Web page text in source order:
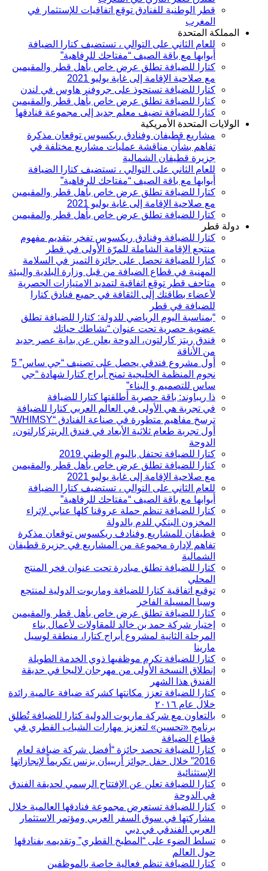
قطر الوطنية للفنادق توقع اتفاقيات للإستثمار في
المغرب
المملكة المتحدة
للعام الثاني على التوالي ، تستضيف كتارا الضيافة
أبوابها مع باقة الصيف “مفتاحك للرفاهية”
كتارا للضيافة تطلق عرض خاص بأهل قطر والمقيمين
مع صلاحية الإقامة إلى غاية يوليو 2021
كتارا للضيافة تستحوذ على جروفنر هاوس في لندن
كتارا للضيافة تطلق عرض خاص بأهل قطر والمقيمين
كتارا للضيافة تضيف معلم جديد إلى مجموعة فنادقها
الولايات المتحدة الأمريكية
مشاريع قطيفان وفنادق ريكسوس توقعان مذكرة
تفاهم بشأن مناقشة عمليات مشاريع مختلفة في
جزيرة قطيفان الشمالية
للعام الثاني على التوالي ، تستضيف كتارا الضيافة
أبوابها مع باقة الصيف “مفتاحك للرفاهية”
كتارا للضيافة تطلق عرض خاص بأهل قطر والمقيمين
مع صلاحية الإقامة إلى غاية يوليو 2021
كتارا للضيافة تطلق عرض خاص بأهل قطر والمقيمين
دولة قطر
كتارا للضيافة وفنادق ريكسوس تفخر بتقديم مفهوم
منتجع الإقامة الشاملة للمرّة الأولى في قطر
كتارا للضيافة تحصل على جائزة التميز في السلامة
المهنية في قطاع الضيافة من قبل وزارة البلدية والبيئة
متاحف قطر توقع اتفاقية لتمديد الامتيازات الحصرية
لأعضاء بطاقتك إلى الثقافة في جميع فنادق كتارا
للضيافة في قطر
“بمناسبة اليوم الرياضي للدولة: كتارا للضيافة تطلق
عضوية حصرية تحت عنوان “نشاطك حياتك
فندق ريتز كارلتون، الدوحة يعلن عن بداية عصر جديد
من الأناقة
أول مشروع فندقي يحصل على تصنيف “جي ساس” 5
نجوم المنظمة الخليجية تمنح أبراج كتارا شهادة “جي
ساس للتصميم و البناء”
ذا ريباوند: باقة حصرية أطلقتها كتارا للضيافة
في تجربة هي الأولى في العالم العربي كتارا للضيافة
ترسخ مفاهيم متطورة في صناعة الفنادق “WHIMSY”
أول تجربة طعام ثلاثية الأبعاد في فندق الريتزكارلتون،
الدوحة
كتارا للضيافة تحتفل باليوم الوطني 2019
كتارا للضيافة تطلق عرض خاص بأهل قطر والمقيمين
مع صلاحية الإقامة إلى غاية يوليو 2021
للعام الثاني على التوالي ، تستضيف كتارا الضيافة
أبوابها مع باقة الصيف “مفتاحك للرفاهية”
كتارا للضيافة تنظم حملة عروقنا كلها عنابي لإثراء
المخزون البنكي للدم بالدولة
قطيفان للمشاريع وفنادف ريكسوس توقعان مذكرة
تفاهم لإدارة مجموعة من المشاريع في جزيرة قطيفان
الشمالية
كتارا للضيافة تطلق مبادرة تحت عنوان فخر المنتج
المحلي
توقيع اتفاقية كتارا للضيافة وماريوت الدولية لمنتجع
وسبا المسيلة الفاخر
كتارا للضيافة تطلق عرض خاص بأهل قطر والمقيمين
إختيار شركة حمد بن خالد للمقاولات لأعمال بناء
المرحلة الثانية لمشروع أبراج كتارا، منطقة لوسيل
مارينا
كتارا للضيافة تكرم موظفيها ذوي الخدمة الطويلة
إنطلاق النسخة الأولى من مهرجان لاليجا في حديقة
الفندق هذا الشهر
كتارا للضيافة تعزز مكانتها كشركة ضيافة عالمية رائدة
خلال عام ۲۰١٦
بالتعاون مع شركة ماريوت الدولية كتارا للضيافة تُطلق
برنامج «تحسين» لتعزيز مهارات الشباب القطري في
قطاع الضيافة
كتارا للضيافة تحصد جائزة “أفضل شركة ضيافة لعام
2016” خلال حفل جوائز أريبيان بزنس تكريماً لإنجازاتها
الإستثنائية
كتارا للضيافة تعلن عن الإفتتاح الرسمي لحديقة الفندق
في الدوحة
كتارا للضيافة تستعرض مجموعة فنادقها العالمية خلال
مشاركتها في سوق السفر العربي ومؤتمر الاستثمار
العربي الفندقي في دبي
تسلط الضوء على “المطبخ القطري” وتقديمه بفنادقها
حول العالم
كتارا للضيافة تنظم فعالية خاصة بالموظفين